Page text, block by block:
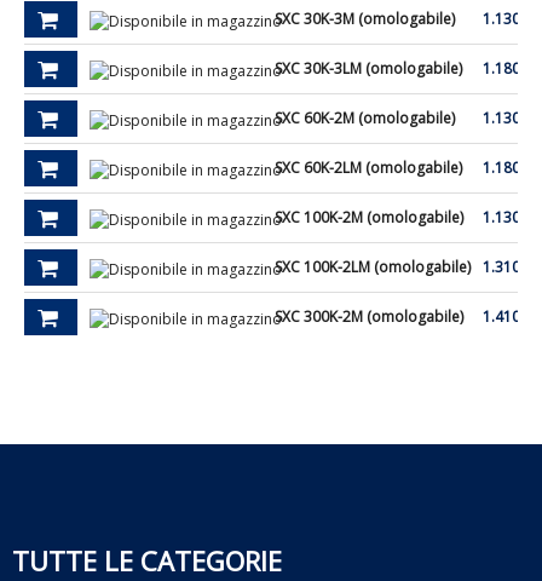
SXC 30K-3M (omologabile)
SXC 30K-3LM (omologabile)
SXC 60K-2M (omologabile)
SXC 60K-2LM (omologabile)
SXC 100K-2M (omologabile)
SXC 100K-2LM (omologabile)
SXC 300K-2M (omologabile)
TUTTE LE CATEGORIE